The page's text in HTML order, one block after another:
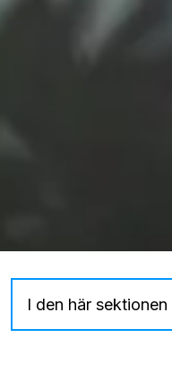
I den här sektionen